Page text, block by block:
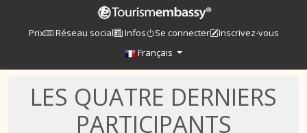
Prix Réseau social Infos Se connecter
Inscrivez-vous
Français
LES QUATRE DERNIERS
PARTICIPANTS